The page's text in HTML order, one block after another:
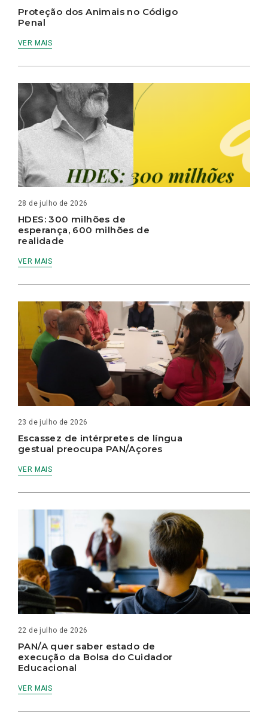
Proteção dos Animais no Código
Penal
VER MAIS
28 de julho de 2026
HDES: 300 milhões de
esperança, 600 milhões de
realidade
VER MAIS
23 de julho de 2026
Escassez de intérpretes de língua
gestual preocupa PAN/Açores
VER MAIS
22 de julho de 2026
PAN/A quer saber estado de
execução da Bolsa do Cuidador
Educacional
VER MAIS